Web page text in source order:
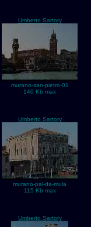
Umberto Sartory
murano-san-pietro-01
140 Kb max
Umberto Sartory
murano-pal-da-mula
115 Kb max
Umberto Sartory